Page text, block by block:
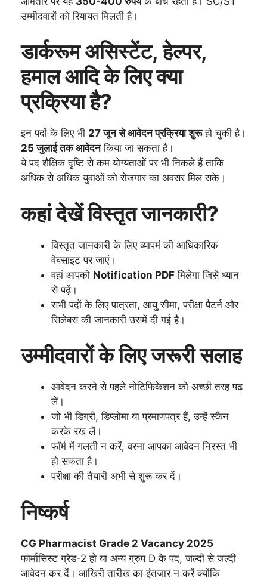
उम्मीदवारों को रियायत मिलती है।
डार्करूम असिस्टेंट, हेल्पर,
हमाल आदि के लिए क्या
प्रक्रिया है?
इन पदों के लिए भी 27 जून से आवेदन प्रक्रिया शुरूहो चुकी है।
25 जुलाई तक आवेदनकिया जा सकता है।
ये पद शैक्षिक दृष्टि से कम योग्यताओं पर भी निकले हैं ताकि
अधिक से अधिक युवाओं को रोजगार का अवसर मिल सके।
कहां देखें विस्तृत जानकारी?
विस्तृत जानकारी के लिए व्यापमं की आधिकारिक
वेबसाइट पर जाएं।
वहां आपको Notification PDF मिलेगा जिसे ध्यान
से पढ़ें।
सभी पदों के लिए पात्रता, आयु सीमा, परीक्षा पैटर्न और
सिलेबस की जानकारी उसमें दी गई है।
उम्मीदवारों के लिए जरूरी सलाह
आवेदन करने से पहले नोटिफिकेशन को अच्छी तरह पढ़
लें।
जो भी डिग्री, डिप्लोमा या प्रमाणपत्र हैं, उन्हें स्कैन
करके रख लें।
फॉर्म में गलती न करें, वरना आपका आवेदन निरस्त भी
हो सकता है।
परीक्षा की तैयारी अभी से शुरू कर दें।
निष्कर्ष
CG Pharmacist Grade 2 Vacancy 2025
फार्मासिस्ट ग्रेड-2 हो या अन्य ग्रुप D के पद, जल्दी से जल्दी
आवेदन कर दें। आखिरी तारीख का इंतजार न करें क्योंकि